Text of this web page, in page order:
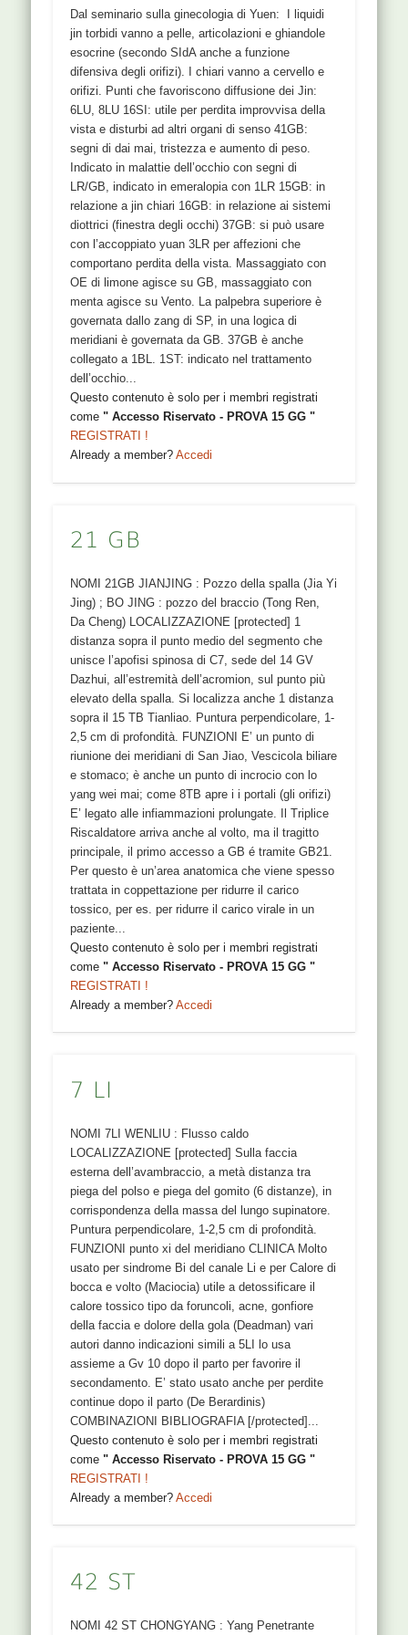
Dal seminario sulla ginecologia di Yuen: I liquidi
jin torbidi vanno a pelle, articolazioni e ghiandole
esocrine (secondo SIdA anche a funzione
difensiva degli orifizi). I chiari vanno a cervello e
orifizi. Punti che favoriscono diffusione dei Jin:
6LU, 8LU 16SI: utile per perdita improvvisa della
vista e disturbi ad altri organi di senso 41GB:
segni di dai mai, tristezza e aumento di peso.
Indicato in malattie dell’occhio con segni di
LR/GB, indicato in emeralopia con 1LR 15GB: in
relazione a jin chiari 16GB: in relazione ai sistemi
diottrici (finestra degli occhi) 37GB: si può usare
con l’accoppiato yuan 3LR per affezioni che
comportano perdita della vista. Massaggiato con
OE di limone agisce su GB, massaggiato con
menta agisce su Vento. La palpebra superiore è
governata dallo zang di SP, in una logica di
meridiani è governata da GB. 37GB è anche
collegato a 1BL. 1ST: indicato nel trattamento
dell’occhio...
Questo contenuto è solo per i membri registrati
come" Accesso Riservato - PROVA 15 GG "
REGISTRATI !
Already a member?Accedi
21 GB
NOMI 21GB JIANJING : Pozzo della spalla (Jia Yi
Jing) ; BO JING : pozzo del braccio (Tong Ren,
Da Cheng) LOCALIZZAZIONE [protected] 1
distanza sopra il punto medio del segmento che
unisce l’apofisi spinosa di C7, sede del 14 GV
Dazhui, all’estremità dell’acromion, sul punto più
elevato della spalla. Si localizza anche 1 distanza
sopra il 15 TB Tianliao. Puntura perpendicolare, 1-
2,5 cm di profondità. FUNZIONI E’ un punto di
riunione dei meridiani di San Jiao, Vescicola biliare
e stomaco; è anche un punto di incrocio con lo
yang wei mai; come 8TB apre i i portali (gli orifizi)
E’ legato alle infiammazioni prolungate. Il Triplice
Riscaldatore arriva anche al volto, ma il tragitto
principale, il primo accesso a GB é tramite GB21.
Per questo è un’area anatomica che viene spesso
trattata in coppettazione per ridurre il carico
tossico, per es. per ridurre il carico virale in un
paziente...
Questo contenuto è solo per i membri registrati
come" Accesso Riservato - PROVA 15 GG "
REGISTRATI !
Already a member?Accedi
7 LI
NOMI 7LI WENLIU : Flusso caldo
LOCALIZZAZIONE [protected] Sulla faccia
esterna dell’avambraccio, a metà distanza tra
piega del polso e piega del gomito (6 distanze), in
corrispondenza della massa del lungo supinatore.
Puntura perpendicolare, 1-2,5 cm di profondità.
FUNZIONI punto xi del meridiano CLINICA Molto
usato per sindrome Bi del canale Li e per Calore di
bocca e volto (Maciocia) utile a detossificare il
calore tossico tipo da foruncoli, acne, gonfiore
della faccia e dolore della gola (Deadman) vari
autori danno indicazioni simili a 5LI lo usa
assieme a Gv 10 dopo il parto per favorire il
secondamento. E’ stato usato anche per perdite
continue dopo il parto (De Berardinis)
COMBINAZIONI BIBLIOGRAFIA [/protected]...
Questo contenuto è solo per i membri registrati
come" Accesso Riservato - PROVA 15 GG "
REGISTRATI !
Already a member?Accedi
42 ST
NOMI 42 ST CHONGYANG : Yang Penetrante